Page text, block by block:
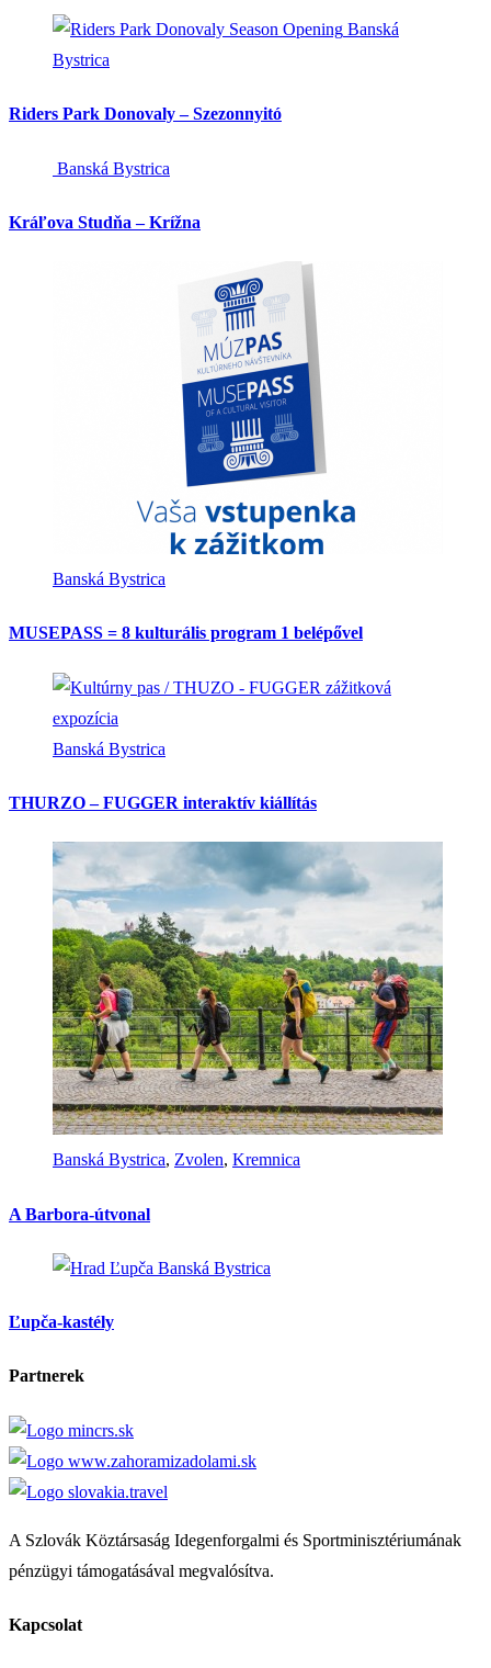
Banská
Bystrica
Riders Park Donovaly – Szezonnyitó
Banská Bystrica
Kráľova Studňa – Krížna
Banská Bystrica
MUSEPASS = 8 kulturális program 1 belépővel
Banská Bystrica
THURZO – FUGGER interaktív kiállítás
Banská Bystrica, Zvolen, Kremnica
A Barbora-útvonal
Banská Bystrica
Ľupča-kastély
Partnerek
A Szlovák Köztársaság Idegenforgalmi és Sportminisztériumának
pénzügyi támogatásával megvalósítva.
Kapcsolat